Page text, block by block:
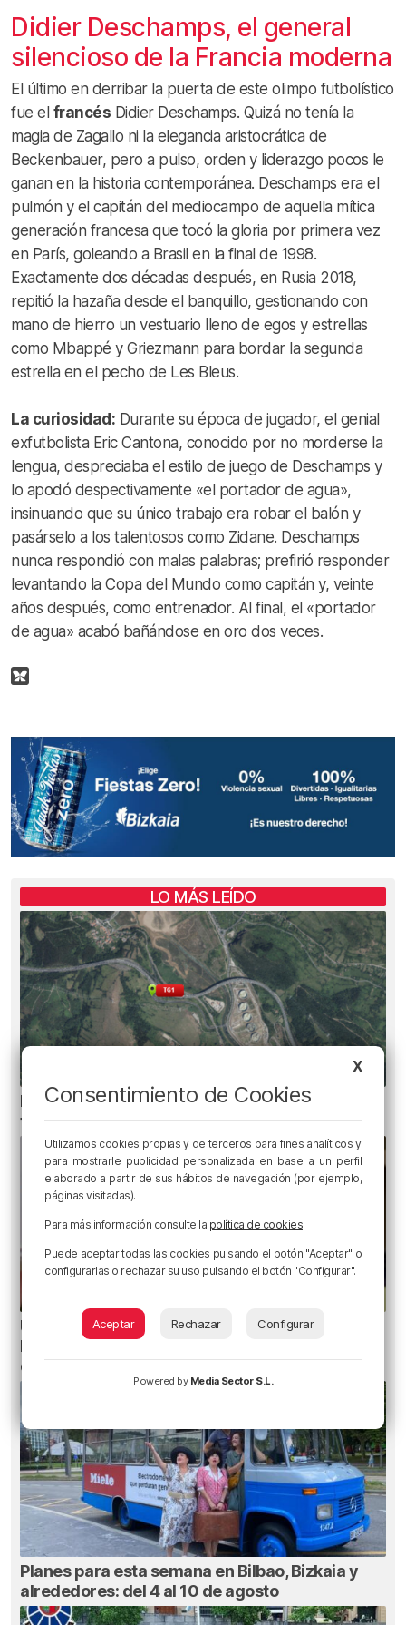
Didier Deschamps, el general
silencioso de la Francia moderna
El último en derribar la puerta de este olimpo futbolístico
fue el francés Didier Deschamps. Quizá no tenía la
magia de Zagallo ni la elegancia aristocrática de
Beckenbauer, pero a pulso, orden y liderazgo pocos le
ganan en la historia contemporánea. Deschamps era el
pulmón y el capitán del mediocampo de aquella mítica
generación francesa que tocó la gloria por primera vez
en París, goleando a Brasil en la final de 1998.
Exactamente dos décadas después, en Rusia 2018,
repitió la hazaña desde el banquillo, gestionando con
mano de hierro un vestuario lleno de egos y estrellas
como Mbappé y Griezmann para bordar la segunda
estrella en el pecho de Les Bleus.
La curiosidad: Durante su época de jugador, el genial
exfutbolista Eric Cantona, conocido por no morderse la
lengua, despreciaba el estilo de juego de Deschamps y
lo apodó despectivamente «el portador de agua»,
insinuando que su único trabajo era robar el balón y
pasárselo a los talentosos como Zidane. Deschamps
nunca respondió con malas palabras; prefirió responder
levantando la Copa del Mundo como capitán y, veinte
años después, como entrenador. Al final, el «portador
de agua» acabó bañándose en oro dos veces.
LO MÁS LEÍDO
Heridas dos personas en un accidente entre
tres vehículos en la A8 en Muskiz
Un total de 124 centros de Infantil y Primaria de
Euskadi realizarán mejoras con una inversión
de 19,3 millones
Planes para esta semana en Bilbao, Bizkaia y
alrededores: del 4 al 10 de agosto
X
Consentimiento de Cookies
Utilizamos cookies propias y de terceros para fines analíticos y
para mostrarle publicidad personalizada en base a un perfil
elaborado a partir de sus hábitos de navegación (por ejemplo,
páginas visitadas).
Para más información consulte la política de cookies.
Puede aceptar todas las cookies pulsando el botón "Aceptar" o
configurarlas o rechazar su uso pulsando el botón "Configurar".
Aceptar Rechazar Configurar
Powered by Media Sector S.L.